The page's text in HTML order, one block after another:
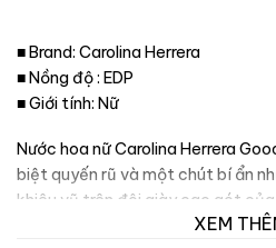
■ Brand: Carolina Herrera
■ Nồng độ : EDP
■ Giới tính: Nữ
Nước hoa nữ Carolina Herrera
biệt quyến rũ và một chút bí ẩn
khiêu vũ trên đôi giày cao gót
của phái nữ. Với thông điệp
XEM